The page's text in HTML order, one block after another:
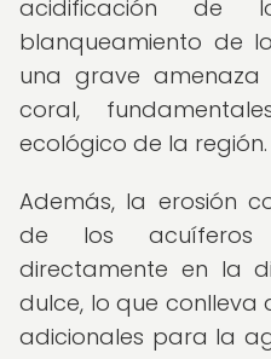
acidificación de
blanqueamiento de
una grave
coral,
ecológico de la región.
Además, la erosión
de los acuíferos
directamente en la
dulce, lo que conlleva
adicionales para la